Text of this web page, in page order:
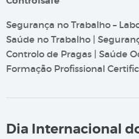
Segurança no Trabalho –
Saúde no Trabalho |
Controlo de Pragas | Saúde
Formação Profissional
Dia Internacional